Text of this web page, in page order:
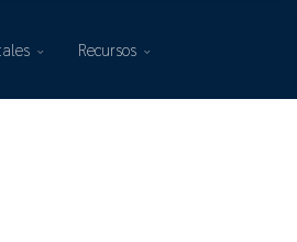
Recursos